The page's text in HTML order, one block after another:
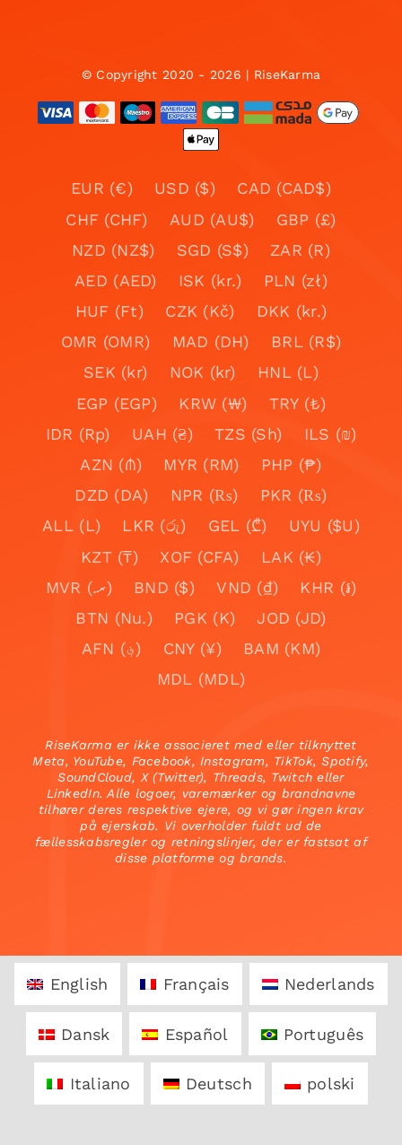
© Copyright 2020 - 2026 | RiseKarma
EUR (€) USD ($)
CAD (CAD$)
CHF (CHF)
AUD (AU$)
GBP (£)
NZD (NZ$)
SGD (S$)
ZAR (R)
AED (AED)
ISK (kr.)
PLN (zł)
HUF (Ft)
CZK (Kč)
DKK (kr.)
OMR (OMR)
MAD (DH)
BRL (R$)
SEK (kr)
NOK (kr)
HNL (L)
EGP (EGP)
KRW (₩)
TRY (₺)
IDR (Rp)
UAH (₴) TZS (Sh)
ILS (₪)
AZN (₼)
MYR (RM)
PHP (₱)
DZD (DA)
NPR (₨)
PKR (₨)
ALL (L)
LKR (රු) GEL (₾)
UYU ($U)
KZT (₸)
XOF (CFA)
LAK (₭)
MVR (.ރ)
BND ($) VND (₫)
KHR (៛)
BTN (Nu.)
PGK (K)
JOD (JD)
AFN (؋)
CNY (¥)
BAM (KM)
MDL (MDL)
RiseKarma er ikke associeret med eller tilknyttet
Meta, YouTube, Facebook, Instagram, TikTok, Spotify,
SoundCloud, X (Twitter), Threads, Twitch eller
LinkedIn. Alle logoer, varemærker og brandnavne
tilhører deres respektive ejere, og vi gør ingen krav
på ejerskab. Vi overholder fuldt ud de
fællesskabsregler og retningslinjer, der er fastsat af
disse platforme og brands.
English Français Nederlands
Dansk Español Português
Italiano Deutsch polski